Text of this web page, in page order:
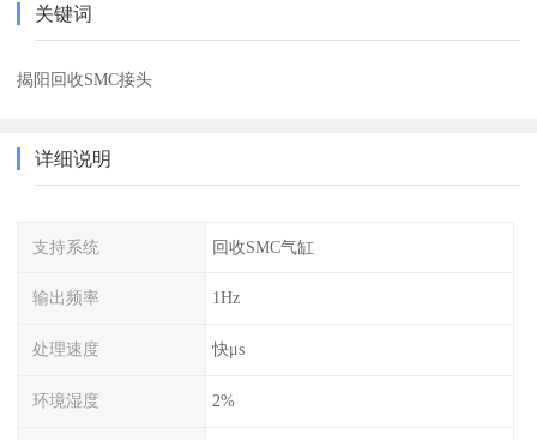
关键词
揭阳回收SMC接头
详细说明
支持系统 回收SMC气缸
输出频率 1Hz
处理速度 快μs
环境湿度 2%